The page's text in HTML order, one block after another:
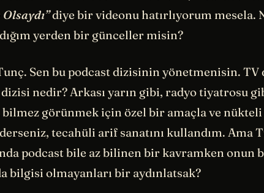
diye bir videonu hatırlıyorum mesela.
yerden bir günceller misin?
Sen bu podcast dizisinin yönetmenisin. TV
nedir? Arkası yarın gibi, radyo tiyatrosu
görünmek için özel bir amaçla ve
tecahüli arif sanatını kullandım. Ama
podcast bile az bilinen bir kavramken onun
bilgisi olmayanları bir aydınlatsak?